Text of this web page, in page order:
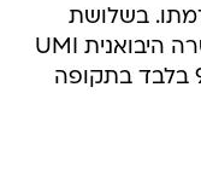
227 מדגמי המותג, זאת לעומת 96 בלבד בתקופה